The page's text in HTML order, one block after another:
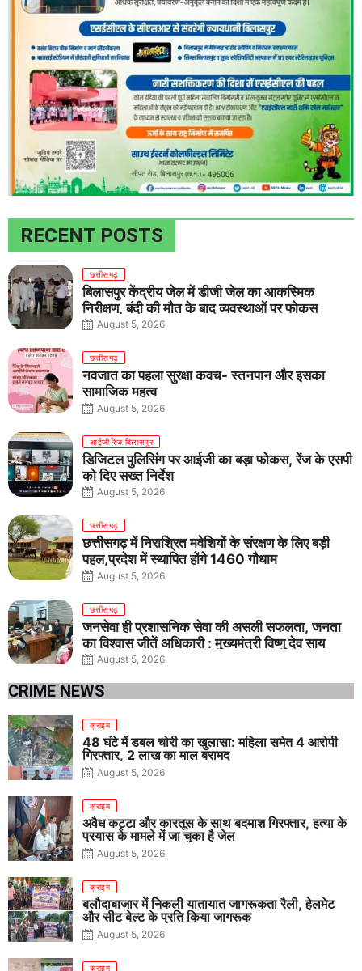
RECENT POSTS
छत्तीसगढ़
बिलासपुर केंद्रीय जेल में डीजी जेल का आकस्मिक
निरीक्षण, बंदी की मौत के बाद व्यवस्थाओं पर फोकस
August 5, 2026
छत्तीसगढ़
नवजात का पहला सुरक्षा कवच- स्तनपान और इसका
सामाजिक महत्व
August 5, 2026
आईजी रेंज बिलासपुर
डिजिटल पुलिसिंग पर आईजी का बड़ा फोकस, रेंज के एसपी
को दिए सख्त निर्देश
August 5, 2026
छत्तीसगढ़
छत्तीसगढ़ में निराश्रित मवेशियों के संरक्षण के लिए बड़ी
पहल,प्रदेश में स्थापित होंगे 1460 गौधाम
August 5, 2026
छत्तीसगढ़
जनसेवा ही प्रशासनिक सेवा की असली सफलता, जनता
का विश्वास जीतें अधिकारी : मुख्यमंत्री विष्णु देव साय
August 5, 2026
CRIME NEWS
क्राइम
48 घंटे में डबल चोरी का खुलासा: महिला समेत 4 आरोपी
गिरफ्तार, 2 लाख का माल बरामद
August 5, 2026
क्राइम
अवैध कट्टा और कारतूस के साथ बदमाश गिरफ्तार, हत्या के
प्रयास के मामले में जा चुका है जेल
August 5, 2026
क्राइम
बलौदाबाजार में निकली यातायात जागरूकता रैली, हेलमेट
और सीट बेल्ट के प्रति किया जागरूक
August 5, 2026
क्राइम